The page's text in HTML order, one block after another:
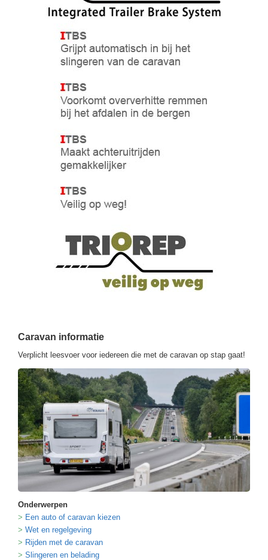
Caravan informatie
Verplicht leesvoer voor iedereen die met de caravan op stap gaat!
Onderwerpen
Een auto of caravan kiezen
Wet en regelgeving
Rijden met de caravan
Slingeren en belading